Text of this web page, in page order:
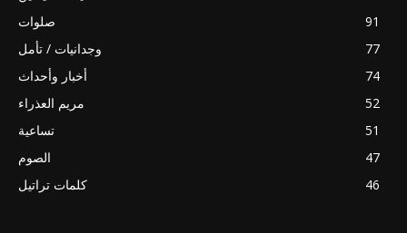
صلوات
91
وجدانيات / تأمل
77
أخبار وأحداث
74
مريم العذراء
52
تساعية
51
الصوم
47
كلمات تراتيل
46